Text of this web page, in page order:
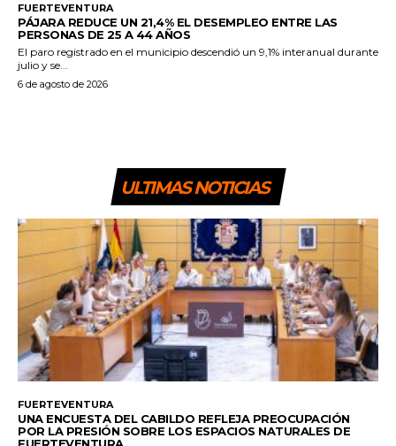
FUERTEVENTURA
PÁJARA REDUCE UN 21,4% EL DESEMPLEO ENTRE LAS
PERSONAS DE 25 A 44 AÑOS
El paro registrado en el municipio descendió un 9,1% interanual durante
julio y se...
6 de agosto de 2026
ULTIMAS NOTICIAS
FUERTEVENTURA
UNA ENCUESTA DEL CABILDO REFLEJA PREOCUPACIÓN
POR LA PRESIÓN SOBRE LOS ESPACIOS NATURALES DE
FUERTEVENTURA